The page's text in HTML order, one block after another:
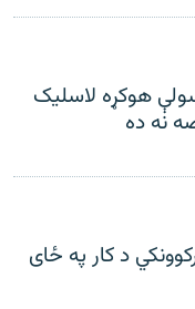
هوکړه لاسلیک
نه ده
د کار په ځای